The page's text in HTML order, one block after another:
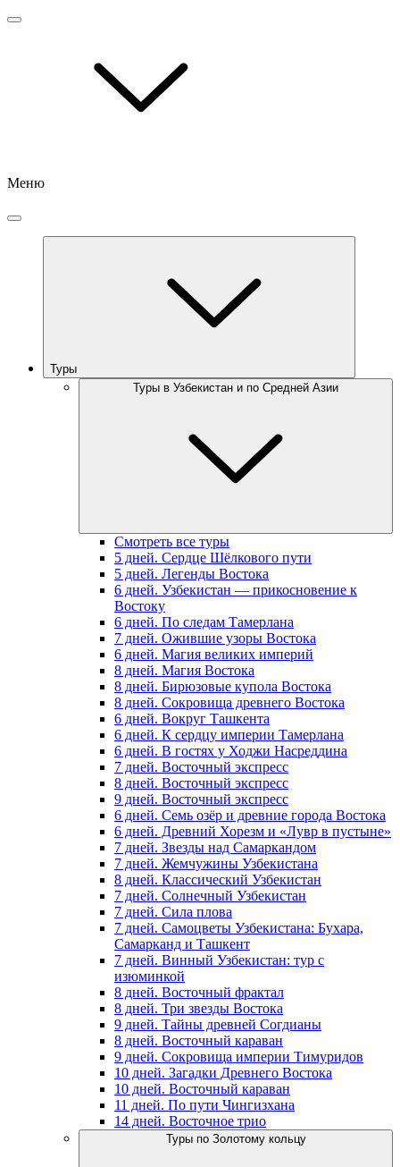
Меню
Туры
Туры в Узбекистан и по Средней Азии
Смотреть все туры
5 дней. Сердце Шёлкового пути
5 дней. Легенды Востока
6 дней. Узбекистан — прикосновение к
Востоку
6 дней. По следам Тамерлана
7 дней. Ожившие узоры Востока
6 дней. Магия великих империй
8 дней. Магия Востока
8 дней. Бирюзовые купола Востока
8 дней. Сокровища древнего Востока
6 дней. Вокруг Ташкента
6 дней. К сердцу империи Тамерлана
6 дней. В гостях у Ходжи Насреддина
7 дней. Восточный экспресс
8 дней. Восточный экспресс
9 дней. Восточный экспресс
6 дней. Семь озёр и древние города Востока
6 дней. Древний Хорезм и «Лувр в пустыне»
7 дней. Звезды над Самаркандом
7 дней. Жемчужины Узбекистана
8 дней. Классический Узбекистан
7 дней. Солнечный Узбекистан
7 дней. Сила плова
7 дней. Самоцветы Узбекистана: Бухара,
Самарканд и Ташкент
7 дней. Винный Узбекистан: тур с
изюминкой
8 дней. Восточный фрактал
8 дней. Три звезды Востока
9 дней. Тайны древней Согдианы
8 дней. Восточный караван
9 дней. Сокровища империи Тимуридов
10 дней. Загадки Древнего Востока
10 дней. Восточный караван
11 дней. По пути Чингизхана
14 дней. Восточное трио
Туры по Золотому кольцу